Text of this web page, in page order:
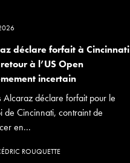
déclare forfait à Cincinnati
à l’US Open
incertain
Alcaraz déclare forfait pour le
de Cincinnati, contraint de
en...
ROUQUETTE